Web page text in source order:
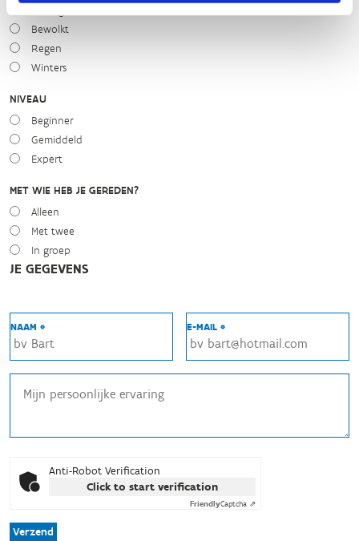
Bewolkt
Regen
Winters
NIVEAU
Beginner
Gemiddeld
Expert
MET WIE HEB JE GEREDEN?
Alleen
Met twee
In groep
JE GEGEVENS
NAAM * E-MAIL *
Anti-Robot Verification
Click to start verification
FriendlyCaptcha ⇗
Verzend